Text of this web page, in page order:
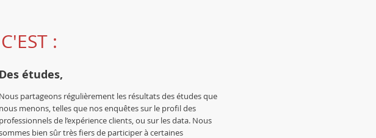
:
Des études,
Nous partageons régulièrement les résultats des études que
nous menons, telles que nos enquêtes sur le profil des
professionnels de l’expérience clients, ou sur les data. Nous
bien sûr très fiers de participer à certaines